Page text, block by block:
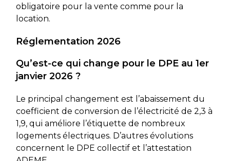
obligatoire pour la vente comme pour la
location.
Réglementation 2026
Qu’est-ce qui change pour le DPE au 1er
janvier 2026 ?
Le principal changement est l’abaissement du
coefficient de conversion de l’électricité de 2,3 à
1,9, qui améliore l’étiquette de nombreux
logements électriques. D’autres évolutions
concernent le DPE collectif et l’attestation